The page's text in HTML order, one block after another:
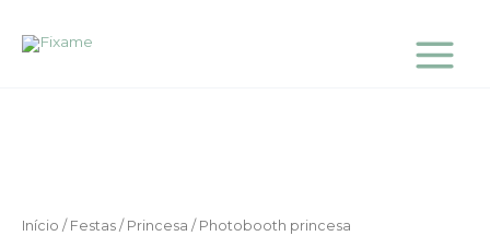
Menu
Início / Festas / Princesa / Photobooth princesa